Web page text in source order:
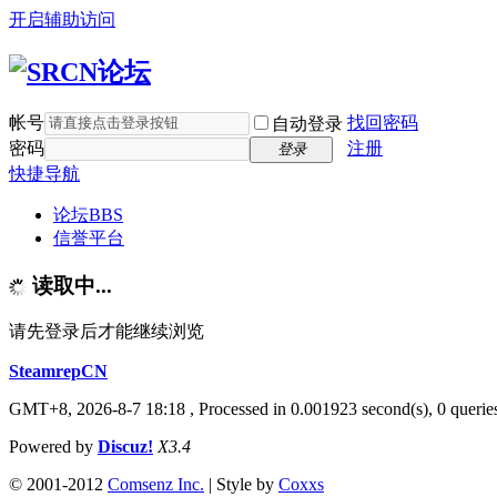
开启辅助访问
帐号 自动登录 找回密码
密码
登录
注册
快捷导航
论坛BBS
信誉平台
读取中...
请先登录后才能继续浏览
SteamrepCN
GMT+8, 2026-8-7 18:18 , Processed in 0.001923 second(s), 0
Powered by Discuz! X3.4
© 2001-2012 Comsenz Inc. | Style by Coxxs